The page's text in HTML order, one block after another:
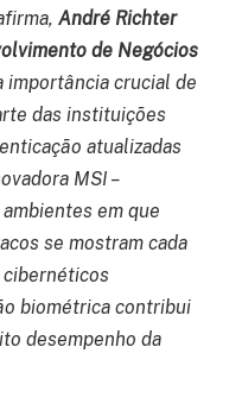
André Richter
de Negócios
importância crucial de
das instituições
atualizadas
MSI –
ambientes em que
se mostram cada
cibernéticos
biométrica contribui
desempenho da